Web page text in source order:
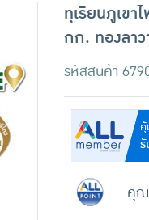
ทุเรียนภูเขา
กก. ทองลา
รหัสสินค้า
คุณ